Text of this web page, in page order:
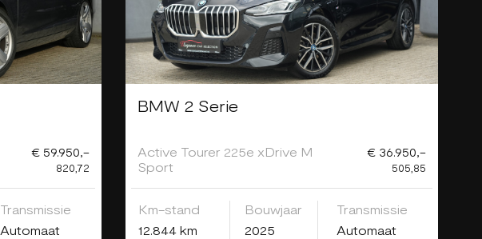
€ 59.950,-
820,72
Transmissie
Automaat
BMW 2 Serie
Active Tourer 225e xDrive M
Sport
€ 36.950,-
505,85
Km-stand
12.844 km
Bouwjaar
2025
Transmissie
Automaat